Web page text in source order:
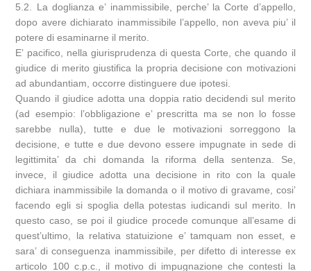
5.2. La doglianza e’ inammissibile, perche’ la Corte d’appello,
dopo avere dichiarato inammissibile l’appello, non aveva piu’ il
potere di esaminarne il merito.
E’ pacifico, nella giurisprudenza di questa Corte, che quando il
giudice di merito giustifica la propria decisione con motivazioni
ad abundantiam, occorre distinguere due ipotesi.
Quando il giudice adotta una doppia ratio decidendi sul merito
(ad esempio: l’obbligazione e’ prescritta ma se non lo fosse
sarebbe nulla), tutte e due le motivazioni sorreggono la
decisione, e tutte e due devono essere impugnate in sede di
legittimita’ da chi domanda la riforma della sentenza. Se,
invece, il giudice adotta una decisione in rito con la quale
dichiara inammissibile la domanda o il motivo di gravame, cosi’
facendo egli si spoglia della potestas iudicandi sul merito. In
questo caso, se poi il giudice procede comunque all’esame di
quest’ultimo, la relativa statuizione e’ tamquam non esset, e
sara’ di conseguenza inammissibile, per difetto di interesse ex
articolo 100 c.p.c., il motivo di impugnazione che contesti la